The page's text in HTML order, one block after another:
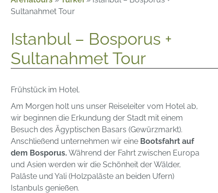
Sultanahmet Tour
Istanbul – Bosporus +
Sultanahmet Tour
Frühstück im Hotel.
Am Morgen holt uns unser Reiseleiter vom Hotel ab,
wir beginnen die Erkundung der Stadt mit einem
Besuch des Ägyptischen Basars (Gewürzmarkt).
Anschließend unternehmen wir eine Bootsfahrt auf
dem Bosporus. Während der Fahrt zwischen Europa
und Asien werden wir die Schönheit der Wälder,
Paläste und Yali (Holzpaläste an beiden Ufern)
Istanbuls genießen.